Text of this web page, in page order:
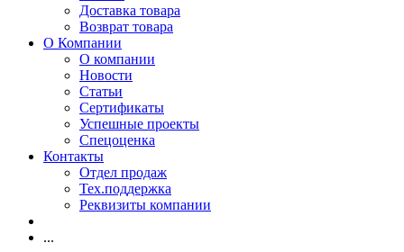
Доставка товара
Возврат товара
О Компании
О компании
Новости
Статьи
Сертификаты
Успешные проекты
Спецоценка
Контакты
Отдел продаж
Тех.поддержка
Реквизиты компании
...